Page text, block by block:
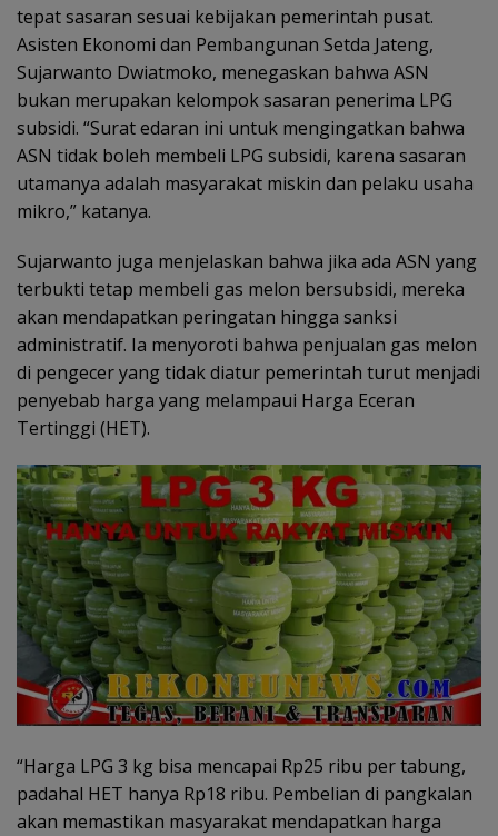
tepat sasaran sesuai kebijakan pemerintah pusat.
Asisten Ekonomi dan Pembangunan Setda Jateng,
Sujarwanto Dwiatmoko, menegaskan bahwa ASN
bukan merupakan kelompok sasaran penerima LPG
subsidi. “Surat edaran ini untuk mengingatkan bahwa
ASN tidak boleh membeli LPG subsidi, karena sasaran
utamanya adalah masyarakat miskin dan pelaku usaha
mikro,” katanya.
Sujarwanto juga menjelaskan bahwa jika ada ASN yang
terbukti tetap membeli gas melon bersubsidi, mereka
akan mendapatkan peringatan hingga sanksi
administratif. Ia menyoroti bahwa penjualan gas melon
di pengecer yang tidak diatur pemerintah turut menjadi
penyebab harga yang melampaui Harga Eceran
Tertinggi (HET).
“Harga LPG 3 kg bisa mencapai Rp25 ribu per tabung,
padahal HET hanya Rp18 ribu. Pembelian di pangkalan
akan memastikan masyarakat mendapatkan harga